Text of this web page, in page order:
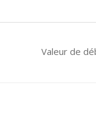
Valeur de